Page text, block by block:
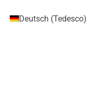
Deutsch (Tedesco)